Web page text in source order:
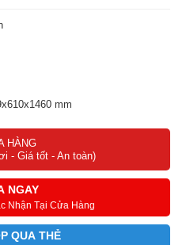
mm
Funiki Inverter HR
truyền hiện đại đạt chuẩn Châu
Công nghệ INVERTER, Công
được sản xuất bởi các hãng danh
HÀNG
- Giá tốt - An toàn)
NGAY
Nhận Tại Cửa Hàng
QUA THẺ